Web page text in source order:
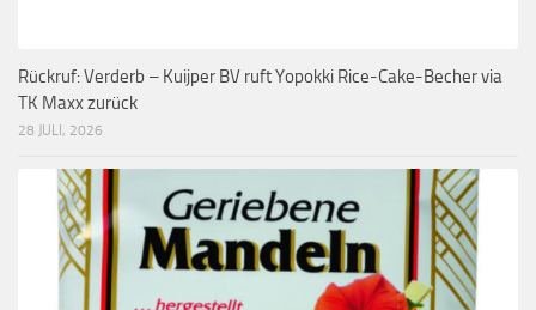
Rückruf: Verderb – Kuijper BV ruft Yopokki Rice-Cake-Becher via
TK Maxx zurück
28 JULI, 2026